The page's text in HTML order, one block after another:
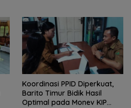
Koordinasi PPID Diperkuat,
Barito Timur Bidik Hasil
Optimal pada Monev KIP